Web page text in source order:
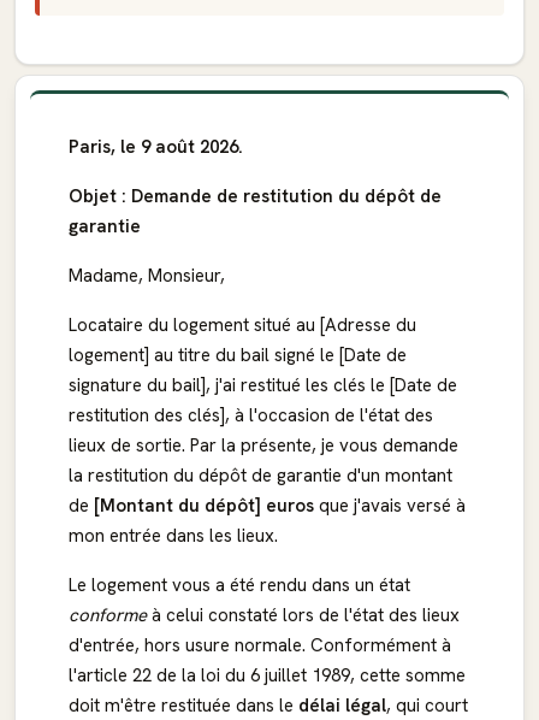
Paris, le 9 août 2026.
Objet : Demande de restitution du dépôt de
garantie
Madame, Monsieur,
Locataire du logement situé au [Adresse du
logement] au titre du bail signé le [Date de
signature du bail], j'ai restitué les clés le [Date de
restitution des clés], à l'occasion de l'état des
lieux de sortie. Par la présente, je vous demande
la restitution du dépôt de garantie d'un montant
de [Montant du dépôt] euros que j'avais versé à
mon entrée dans les lieux.
Le logement vous a été rendu dans un état
conformeà celui constaté lors de l'état des lieux
d'entrée, hors usure normale. Conformément à
l'article 22 de la loi du 6 juillet 1989, cette somme
doit m'être restituée dans le délai légal, qui court